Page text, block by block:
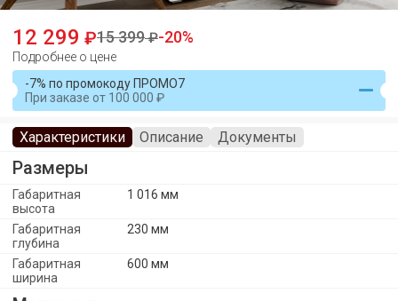
12 299 15 399 20
Подробнее о цене
-7% по промокоду ПРОМО7
При заказе от 100 000
Характеристики Описание Документы
Размеры
Габаритная
высота
1 016 мм
Габаритная
глубина
230 мм
Габаритная
ширина
600 мм